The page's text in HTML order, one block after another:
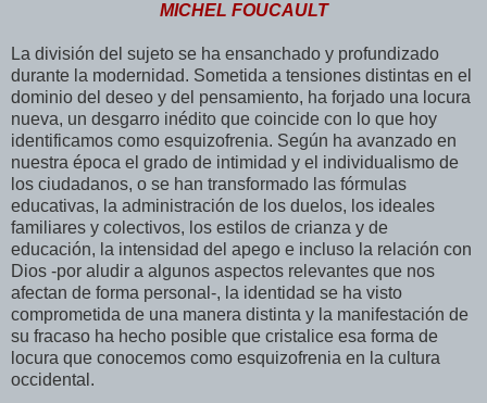
MICHEL FOUCAULT
La división del sujeto se ha ensanchado y profundizado
durante la modernidad. Sometida a tensiones distintas en el
dominio del deseo y del pensamiento, ha forjado una locura
nueva, un desgarro inédito que coincide con lo que hoy
identificamos como esquizofrenia. Según ha avanzado en
nuestra época el grado de intimidad y el individualismo de
los ciudadanos, o se han transformado las fórmulas
educativas, la administración de los duelos, los ideales
familiares y colectivos, los estilos de crianza y de
educación, la intensidad del apego e incluso la relación con
Dios -por aludir a algunos aspectos relevantes que nos
afectan de forma personal-, la identidad se ha visto
comprometida de una manera distinta y la manifestación de
su fracaso ha hecho posible que cristalice esa forma de
locura que conocemos como esquizofrenia en la cultura
occidental.